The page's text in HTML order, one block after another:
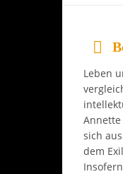
Leben
sich
dem